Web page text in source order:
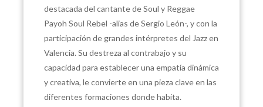
destacada del cantante de Soul y Reggae
Payoh Soul Rebel -alias de Sergio León-, y con la
participación de grandes intérpretes del Jazz en
Valencia. Su destreza al contrabajo y su
capacidad para establecer una empatía dinámica
y creativa, le convierte en una pieza clave en las
diferentes formaciones donde habita.